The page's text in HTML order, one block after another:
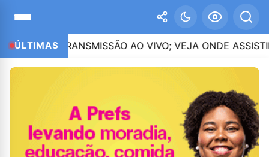
ÚLTIMAS
DE TRANSMISSÃO AO VIVO; VEJA ONDE ASSISTIR